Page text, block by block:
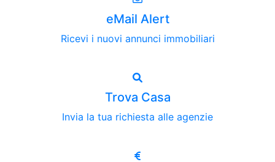
eMail Alert
Ricevi i nuovi annunci immobiliari
Trova Casa
Invia la tua richiesta alle agenzie